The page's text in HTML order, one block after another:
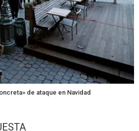
de ataque en Navidad